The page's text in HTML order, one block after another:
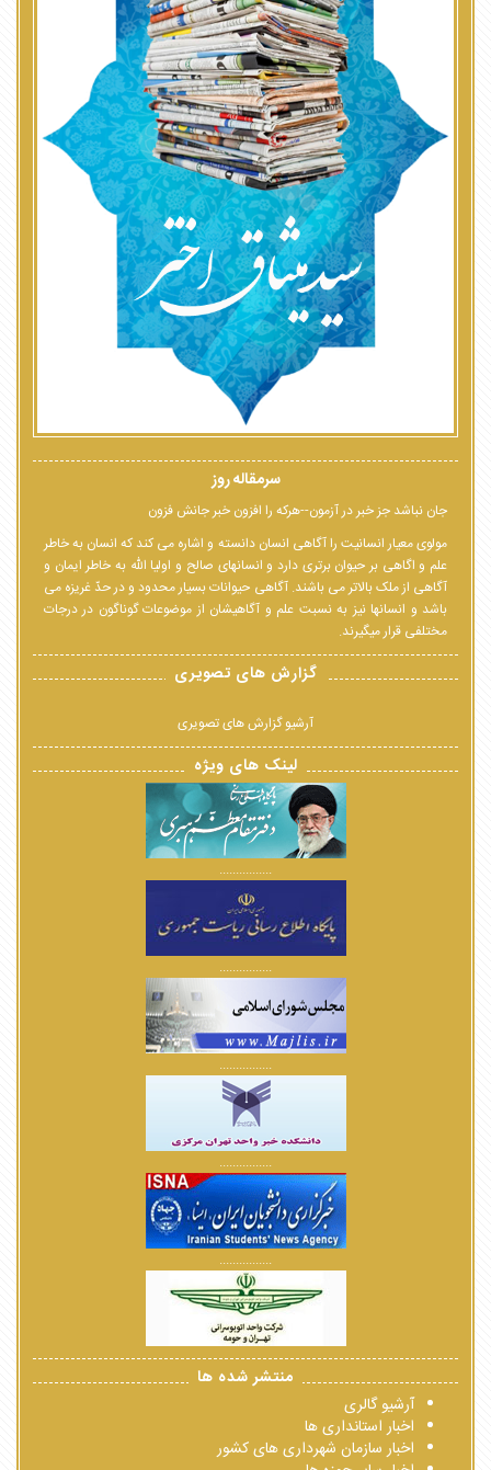
سرمقاله روز
جان نباشد جز خبر در آزمون--هرکه را افزون خبر جانش فزون
مولوی معیار انسانیت را آگاهی انسان دانسته و اشاره می کند که انسان به خاطر
علم و اگاهی بر حیوان برتری دارد و انسانهای صالح و اولیا الله به خاطر ایمان و
آگاهی از ملک بالاتر می باشند. آگاهی حیوانات بسیار محدود و در حدّ غریزه می
باشد و انسانها نیز به نسبت علم و آگاهیشان از موضوعات گوناگون در درجات
مختلفی قرار میگیرند.
گزارش های تصویری
آرشیو گزارش های تصویری
لینک های ویژه
................
................
................
................
................
منتشر شده ها
آرشیو گالری
اخبار استانداری ها
اخبار سازمان شهرداری های کشور